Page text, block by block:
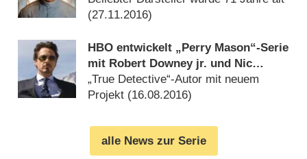
(27.11.2016)
HBO entwickelt „Perry Mason“-Serie
mit Robert Downey jr. und Nic
Pizzolatto
„True Detective“-Autor mit neuem
Projekt (16.08.2016)
alle News zur Serie